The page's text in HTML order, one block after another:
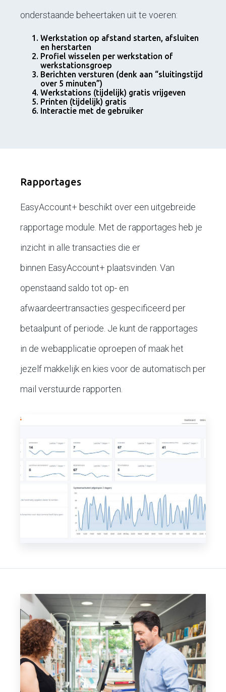
onderstaande beheertaken uit te voeren:
Werkstation op afstand starten, afsluiten
en herstarten
Profiel wisselen per werkstation of
werkstationsgroep
Berichten versturen (denk aan “sluitingstijd
over 5 minuten”)
Werkstations (tijdelijk) gratis vrijgeven
Printen (tijdelijk) gratis
Interactie met de gebruiker
Rapportages
EasyAccount+ beschikt over een uitgebreide
rapportage module. Met de rapportages heb je
inzicht in alle transacties die er
binnen EasyAccount+ plaatsvinden. Van
openstaand saldo tot op- en
afwaardeertransacties gespecificeerd per
betaalpunt of periode. Je kunt de rapportages
in de webapplicatie oproepen of maak het
jezelf makkelijk en kies voor de automatisch per
mail verstuurde rapporten.